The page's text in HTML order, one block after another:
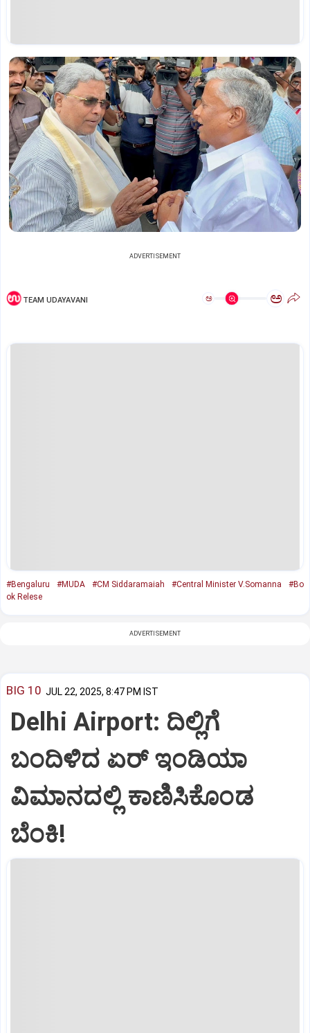
ADVERTISEMENT
TEAM UDAYAVANI ಅ ಅ
#Bengaluru #MUDA #CM Siddaramaiah #Central Minister V.Somanna
#Bo
ok Relese
ADVERTISEMENT
BIG 10 JUL 22, 2025, 8:47 PM IST
Delhi Airport: ದಿಲ್ಲಿಗೆ
ಬಂದಿಳಿದ ಏರ್‌ ಇಂಡಿಯಾ
ವಿಮಾನದಲ್ಲಿ ಕಾಣಿಸಿಕೊಂಡ
ಬೆಂಕಿ!